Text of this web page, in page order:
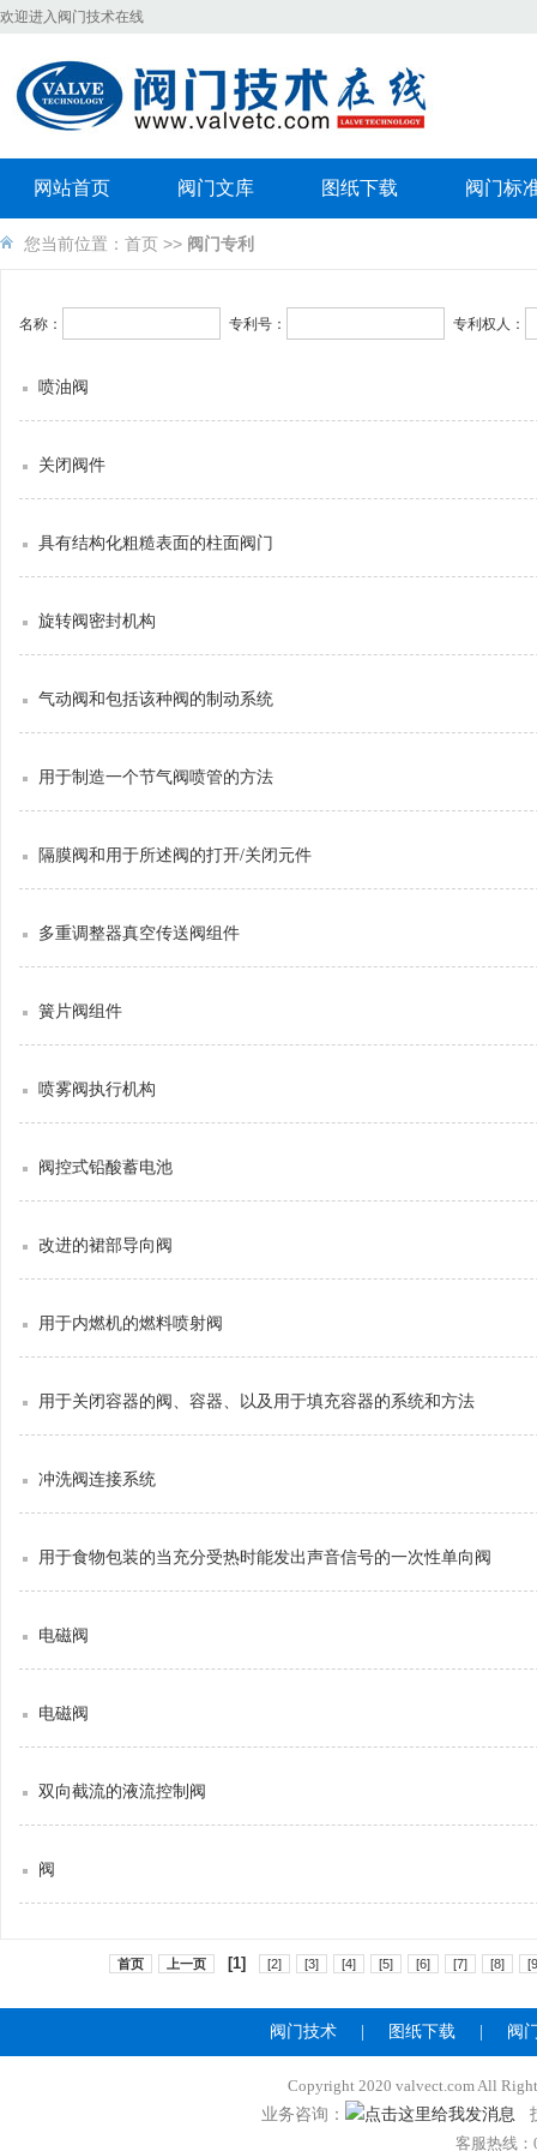
欢迎进入阀门技术在线
网站首页 阀门文库 图纸下载 阀门标
您当前位置： 首页 >> 阀门专利
名称： 专利号： 专利权人：
喷油阀
关闭阀件
具有结构化粗糙表面的柱面阀门
旋转阀密封机构
气动阀和包括该种阀的制动系统
用于制造一个节气阀喷管的方法
隔膜阀和用于所述阀的打开/关闭元件
多重调整器真空传送阀组件
簧片阀组件
喷雾阀执行机构
阀控式铅酸蓄电池
改进的裙部导向阀
用于内燃机的燃料喷射阀
用于关闭容器的阀、容器、以及用于填充容器的系统和方法
冲洗阀连接系统
用于食物包装的当充分受热时能发出声音信号的一次性单向阀
电磁阀
电磁阀
双向截流的液流控制阀
阀
首页 上一页 [1] [2] [3] [4] [5] [6] [7] [8]
阀门技术 图纸下载 阀
Copyright 2020 valvect.com All
业务咨询：
客服热线：